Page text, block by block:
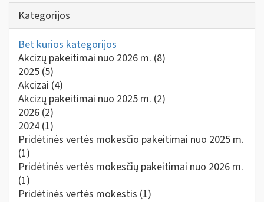
Kategorijos
Bet kurios kategorijos
Akcizų pakeitimai nuo 2026 m. (8)
2025 (5)
Akcizai (4)
Akcizų pakeitimai nuo 2025 m. (2)
2026 (2)
2024 (1)
Pridėtinės vertės mokesčio pakeitimai nuo 2025 m.
(1)
Pridėtinės vertės mokesčių pakeitimai nuo 2026 m.
(1)
Pridėtinės vertės mokestis (1)